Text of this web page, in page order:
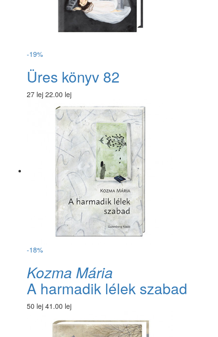
-19%
Üres könyv 82
27 lej 22.00 lej
-18%
Kozma Mária
A harmadik lélek szabad
50 lej 41.00 lej